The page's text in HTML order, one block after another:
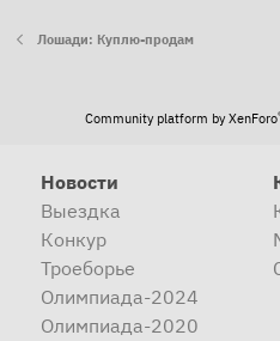
Лошади: Куплю-продам
Community platform by XenForo
Новости
Выездка
Конкур
Троеборье
Олимпиада-2024
Олимпиада-2020